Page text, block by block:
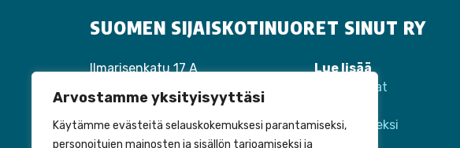
Arvostamme yksityisyyttäsi
Käytämme evästeitä selauskokemuksesi parantamiseksi,
personoitujen mainosten ja sisällön tarjoamiseksi ja
SUOMEN SIJAISKOTINUORET SINUT RY
Ilmarisenkatu 17 A
Puh:040 310 1447
laura.tiippana@perhehoitoliitto.fi
Lue lisää
Tapahtumat
Liity jäseneksi